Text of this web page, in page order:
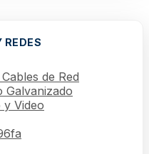
REDES
de Red
Galvanizado
y Video